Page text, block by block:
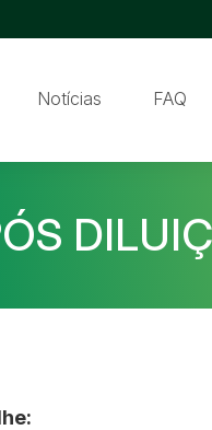
Notícias FAQ